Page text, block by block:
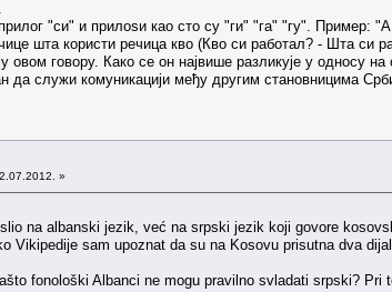
"cи" и прилоѕи као сто су "ги" "гa" "гу".
шта користи речица кво (Кво си работал? - Шта си
овом говору. Како се он највише разликује у односу
да служи комуникацији међу другим становницима
»
na albanski jezik, već na srpski jezik koji govore
Vikipedije sam upoznat da su na Kosovu prisutna dva
fonološki Albanci ne mogu pravilno svladati srpski?